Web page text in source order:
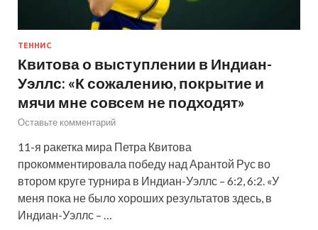
ТЕННИС
Квитова о выступлении в Индиан-
Уэллс: «К сожалению, покрытие и
мячи мне совсем не подходят»
Оставьте комментарий
11-я ракетка мира Петра Квитова
прокомментировала победу над Арантой Рус во
втором круге турнира в Индиан-Уэллс – 6:2, 6:2. «У
меня пока не было хороших результатов здесь, в
Индиан-Уэллс – …